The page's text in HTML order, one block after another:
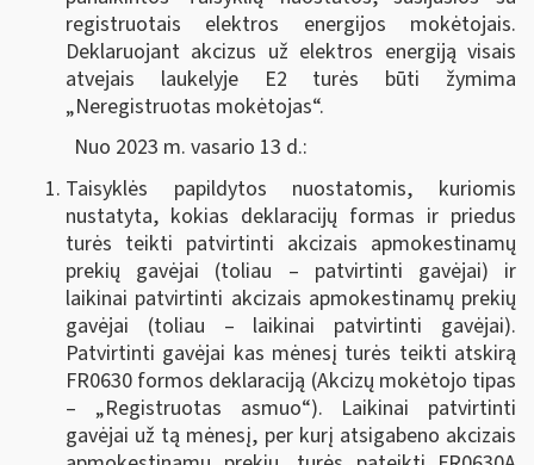
registruotais elektros energijos mokėtojais.
Deklaruojant akcizus už elektros energiją visais
atvejais laukelyje E2 turės būti žymima
„Neregistruotas mokėtojas“.
Nuo 2023 m. vasario 13 d.:
Taisyklės papildytos nuostatomis, kuriomis
nustatyta, kokias deklaracijų formas ir priedus
turės teikti patvirtinti akcizais apmokestinamų
prekių gavėjai (toliau – patvirtinti gavėjai) ir
laikinai patvirtinti akcizais apmokestinamų prekių
gavėjai (toliau – laikinai patvirtinti gavėjai).
Patvirtinti gavėjai kas mėnesį turės teikti atskirą
FR0630 formos deklaraciją (Akcizų mokėtojo tipas
– „Registruotas asmuo“). Laikinai patvirtinti
gavėjai už tą mėnesį, per kurį atsigabeno akcizais